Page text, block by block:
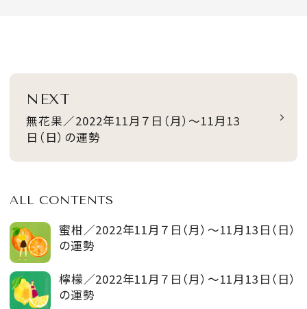
NEXT
無花果／2022年11月７日（月）～11月13
日（日）の運勢
ALL CONTENTS
蜜柑／2022年11月７日（月）～11月13日（日）
の運勢
檸檬／2022年11月７日（月）～11月13日（日）
の運勢